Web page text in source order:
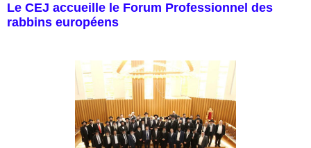
Le CEJ accueille le Forum Professionnel des
rabbins européens